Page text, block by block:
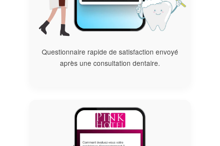
Questionnaire rapide de satisfaction envoyé
après une consultation dentaire.